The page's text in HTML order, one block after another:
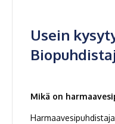
Usein
Mikä on